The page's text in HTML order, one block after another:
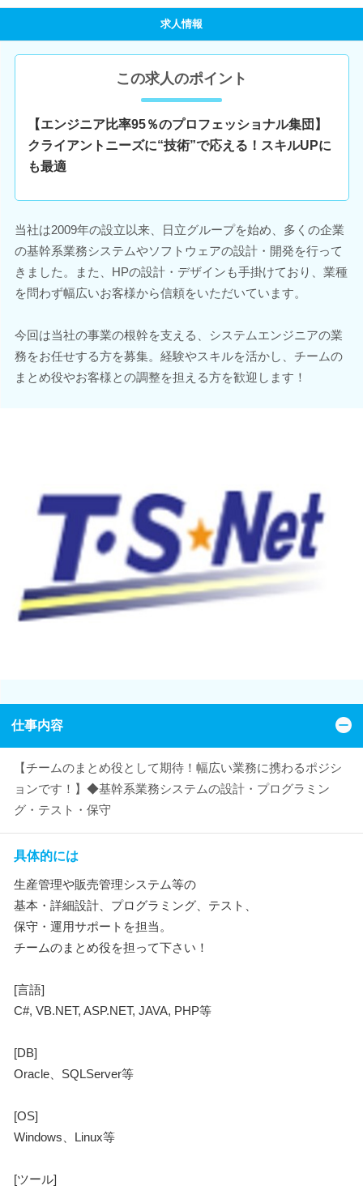
求人情報
この求人のポイント
【エンジニア比率95％のプロフェッショナル集団】
クライアントニーズに“技術”で応える！スキルUPに
も最適
当社は2009年の設立以来、日立グループを始め、多くの企業
の基幹系業務システムやソフトウェアの設計・開発を行って
きました。また、HPの設計・デザインも手掛けており、業種
を問わず幅広いお客様から信頼をいただいています。
今回は当社の事業の根幹を支える、システムエンジニアの業
務をお任せする方を募集。経験やスキルを活かし、チームの
まとめ役やお客様との調整を担える方を歓迎します！
仕事内容
【チームのまとめ役として期待！幅広い業務に携わるポジシ
ョンです！】◆基幹系業務システムの設計・プログラミン
グ・テスト・保守
具体的には
生産管理や販売管理システム等の
基本・詳細設計、プログラミング、テスト、
保守・運用サポートを担当。
チームのまとめ役を担って下さい！
[言語]
C#, VB.NET, ASP.NET, JAVA, PHP等
[DB]
Oracle、SQLServer等
[OS]
Windows、Linux等
[ツール]